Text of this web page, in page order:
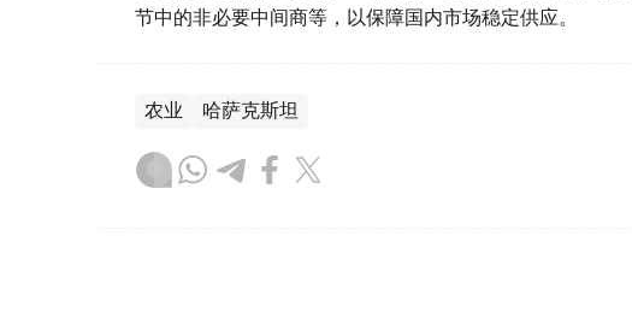
节中的非必要中间商等，以保障国内市场稳定供应。
农业 哈萨克斯坦